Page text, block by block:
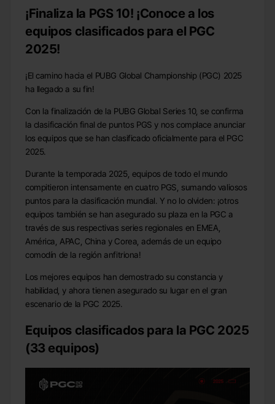
¡Finaliza la PGS 10! ¡Conoce a los
equipos clasificados para el PGC
2025!
¡El camino hacia el PUBG Global Championship (PGC) 2025
ha llegado a su fin!
Con la finalización de la PUBG Global Series 10, se confirma
la clasificación final de puntos PGS y nos complace anunciar
los equipos que se han clasificado oficialmente para el PGC
2025.
Durante la temporada 2025, equipos de todo el mundo
compitieron intensamente en cuatro PGS, sumando valiosos
puntos para la clasificación mundial. Y no lo olviden: ¡otros
equipos también se han asegurado su plaza en la PGC a
través de sus respectivas series regionales en EMEA,
América, APAC, China y Corea, además de un equipo
comodín de la región anfitriona!
Los mejores equipos han demostrado su constancia y
habilidad, y ahora tienen asegurado su lugar en el gran
escenario de la PGC 2025.
Equipos clasificados para la PGC 2025
(33 equipos)